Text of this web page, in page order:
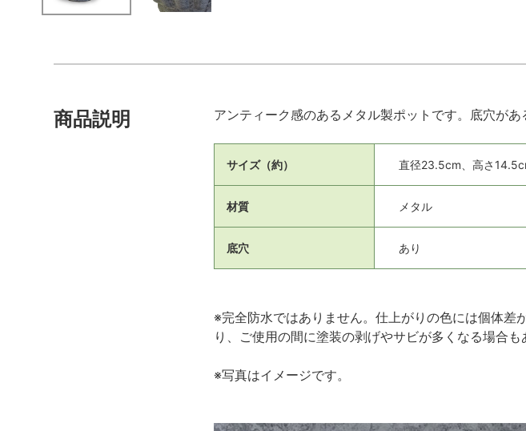
商品説明 アンティーク感のあるメタル製ポットです。底穴があ
サイズ（約） 直径23.5cm、高さ
材質 メタル
底穴 あり
※完全防水ではありません。仕上がりの色には個体差
り、ご使用の間に塗装の剥げやサビが多くなる場合も
※写真はイメージです。